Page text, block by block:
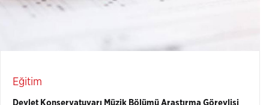
Eğitim
Devlet Konservatuvarı Müzik Bölümü Araştırma Görevlisi